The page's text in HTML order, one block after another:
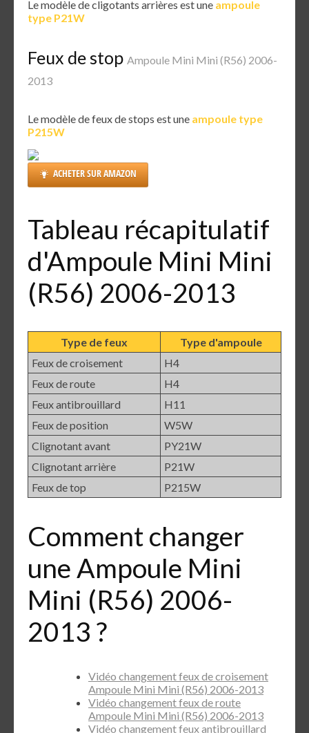
Le modèle de cligotants arrières est une ampoule
type P21W
Feux de stop Ampoule Mini Mini (R56) 2006-
2013
Le modèle de feux de stops est une ampoule type
P215W
ACHETER SUR AMAZON
Tableau récapitulatif
d'Ampoule Mini Mini
(R56) 2006-2013
Type de feux
Type d'ampoule
Feux de croisement
H4
Feux de route
H4
Feux antibrouillard
H11
Feux de position
W5W
Clignotant avant
PY21W
Clignotant arrière
P21W
Feux de top
P215W
Comment changer
une Ampoule Mini
Mini (R56) 2006-
2013 ?
Vidéo changement feux de croisement
Ampoule Mini Mini (R56) 2006-2013
Vidéo changement feux de route
Ampoule Mini Mini (R56) 2006-2013
Vidéo changement feux antibrouillard